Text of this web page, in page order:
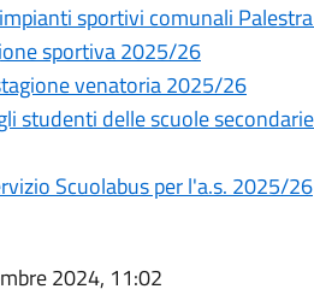
sportivi comunali
sportiva 2025/26
venatoria 2025/26
studenti delle scuole
Scuolabus per l'a.s. 2025/26
2024, 11:02